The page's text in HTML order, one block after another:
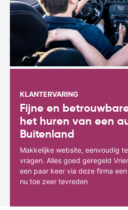
KLANTERVARING
Fijne en
het huren van een
Buitenland
Makkelijke website, eenvoudig
vragen. Alles goed geregeld
een paar keer via deze firma
nu toe zeer tevreden